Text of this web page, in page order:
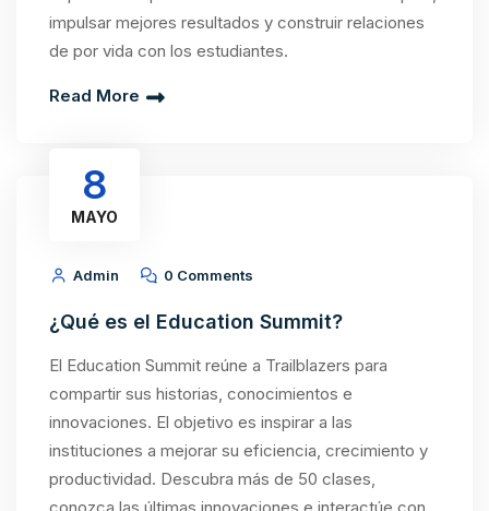
Cloud para ayudar a las instituciones a ofrecer
experiencias personalizadas de manera más rápida,
de por vida con los estudiantes.
8
Admin 0 Comments
¿Qué es el Education Summit?
El Education Summit reúne a Trailblazers para
compartir sus historias, conocimientos e
innovaciones. El objetivo es inspirar a las
instituciones a mejorar su eficiencia, crecimiento y